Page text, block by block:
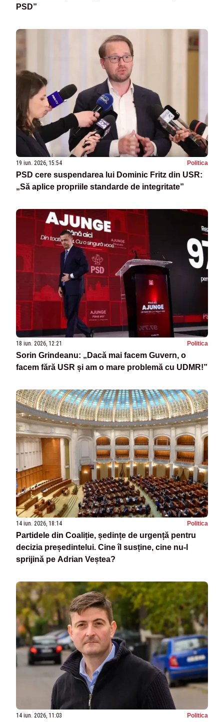
PSD”
19 iun. 2026, 15:54 Politica
PSD cere suspendarea lui Dominic Fritz din USR:
„Să aplice propriile standarde de integritate”
18 iun. 2026, 12:21 Politica
Sorin Grindeanu: „Dacă mai facem Guvern, o
facem fără USR și am o mare problemă cu UDMR!”
14 iun. 2026, 18:14 Politica
Partidele din Coaliție, ședințe de urgență pentru
decizia președintelui. Cine îl susține, cine nu-l
sprijină pe Adrian Veștea?
14 iun. 2026, 11:03 Politica